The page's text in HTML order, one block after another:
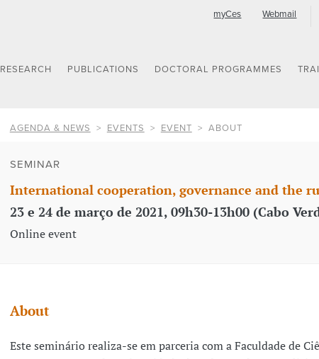
myCes Webmail
RESEARCH PUBLICATIONS DOCTORAL PROGRAMMES
AGENDA & NEWS EVENTS EVENT ABOUT
SEMINAR
International cooperation, governance and the
23 e 24 de março de 2021, 09h30-13h00 (Cabo
Online event
About
Este seminário realiza-se em parceria com a Faculdade de